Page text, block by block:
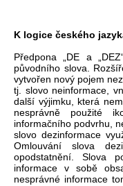
K logice českého
Předpona „DE a
původního slova.
vytvořen nový pojem
tj. slovo neinformace,
další výjimku, která
nesprávně použité
informačního podvrhu,
slovo dezinformace
Omlouvání slova
opodstatnění. Slova
informace v sobě
nesprávné informace